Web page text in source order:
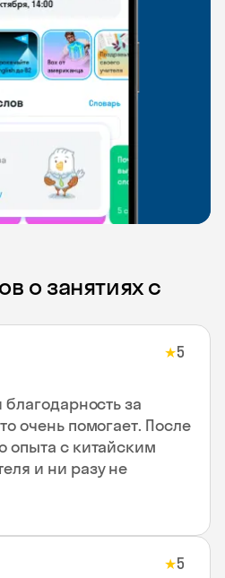
о занятиях с
★5
благодарность за
очень помогает. После
опыта с китайским
и ни разу не
★5